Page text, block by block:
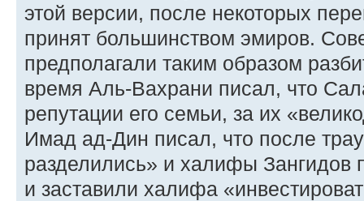
этой версии, после некоторых
принят большинством эмиров.
предполагали таким образом
время Аль-Вахрани писал, что
репутации его семьи, за их
Имад ад-Дин писал, что после
разделились» и халифы Зангидов
и заставили халифа